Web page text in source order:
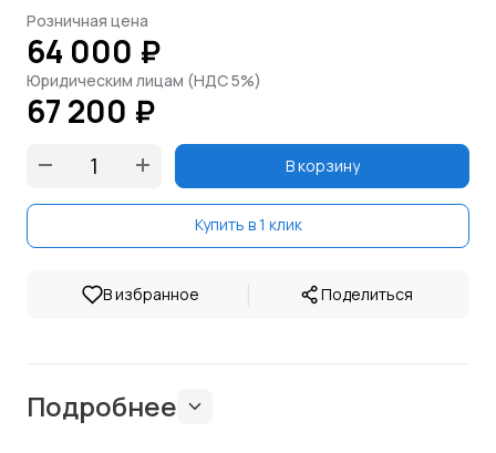
Розничная цена
64 000 ₽
Юридическим лицам (НДС 5%)
67 200 ₽
В корзину
Купить в 1 клик
В избранное | Поделиться
Подробнее